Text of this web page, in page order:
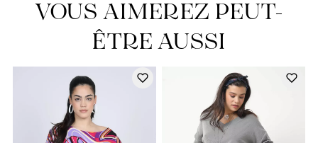
VOUS AIMEREZ PEUT-
ÊTRE AUSSI